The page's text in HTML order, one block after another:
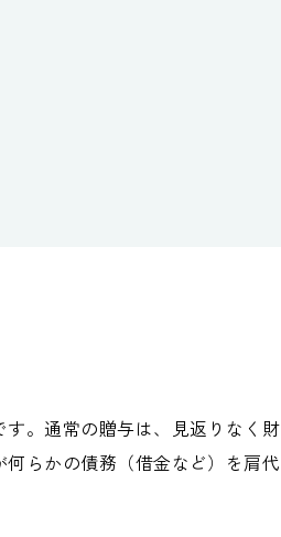
す。通常の贈与は、見返りなく財
らかの債務（借金など）を肩代